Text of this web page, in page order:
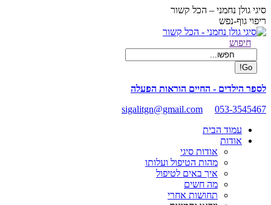
Skip
to
content
סיגי גולן נחמני – הכל קשור
ריפוי גוף-נפש
Facebook
opens
new
window
Search:
חיפוש
לספר הילדים - החיים הוראות הפעלה
sigalitgn@gmail.com
053-3545467
עמוד הבית
אודות
אודות סיגי
מהות הטיפול ועלותו
איך באים לטיפול
מה חשים
תחושות אחרי